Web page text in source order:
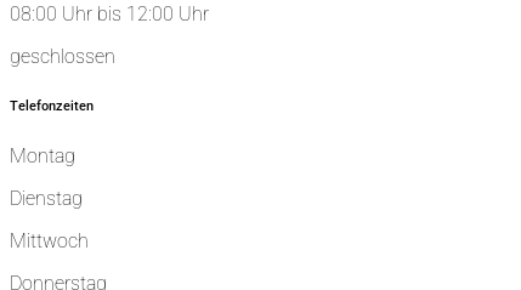
08:00 Uhr bis 12:00 Uhr
geschlossen
Telefonzeiten
Montag
Dienstag
Mittwoch
Donnerstag